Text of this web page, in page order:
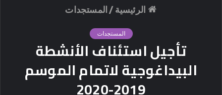
الرئيسية / المستجدات
المستجدات
تأجيل استئناف الأنشطة
البيداغوجية لاتمام الموسم
2019-2020